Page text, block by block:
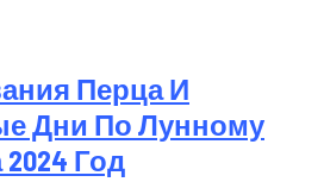
Перца И
Дни По Лунному
Год